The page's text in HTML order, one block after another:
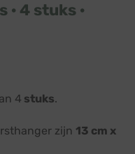
4 stuks ·
4 stuks.
zijn 13 cm x